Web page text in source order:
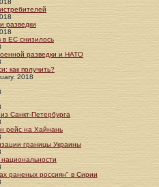
разведки
в ЕС снизилось
разведки и НАТО
как получить?
2018
Санкт-Петербурга
рейс на Хайнань
границы Украины
раненых россиян" в Сирии